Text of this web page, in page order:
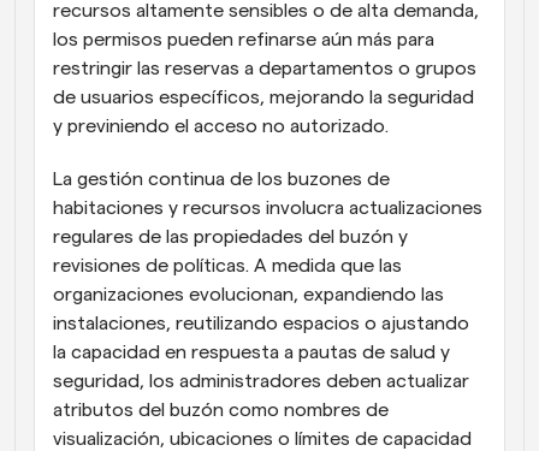
recursos altamente sensibles o de alta demanda,
los permisos pueden refinarse aún más para
restringir las reservas a departamentos o grupos
de usuarios específicos, mejorando la seguridad
y previniendo el acceso no autorizado.
La gestión continua de los buzones de
habitaciones y recursos involucra actualizaciones
regulares de las propiedades del buzón y
revisiones de políticas. A medida que las
organizaciones evolucionan, expandiendo las
instalaciones, reutilizando espacios o ajustando
la capacidad en respuesta a pautas de salud y
seguridad, los administradores deben actualizar
atributos del buzón como nombres de
visualización, ubicaciones o límites de capacidad